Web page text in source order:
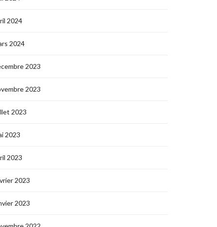
2024
2024
2023
2023
2023
2023
2023
2023
2023